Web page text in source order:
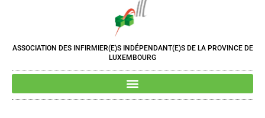
ASSOCIATION DES INFIRMIER(E)S INDÉPENDANT(E)S DE LA PROVINCE DE
LUXEMBOURG